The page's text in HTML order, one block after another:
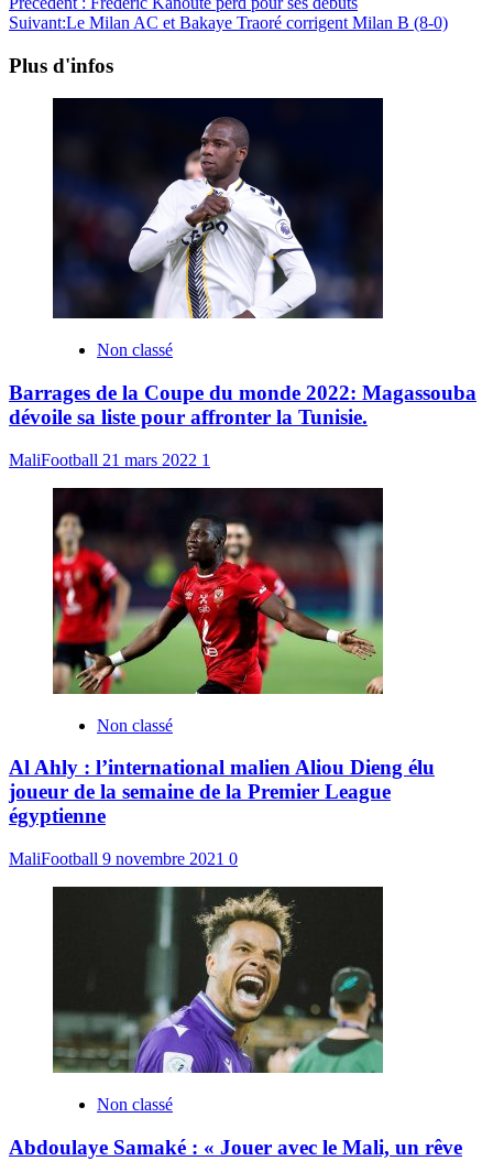
Suivant:Le Milan AC et Bakaye Traoré corrigent Milan B (8-0)
Plus d'infos
Non classé
Barrages de la Coupe du monde 2022: Magassouba
dévoile sa liste pour affronter la Tunisie.
MaliFootball 21 mars 2022 1
Non classé
Al Ahly : l’international malien Aliou Dieng élu
joueur de la semaine de la Premier League
égyptienne
MaliFootball 9 novembre 2021 0
Non classé
Abdoulaye Samaké : « Jouer avec le Mali, un rêve